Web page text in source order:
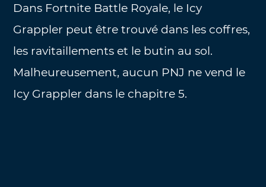
Dans Fortnite Battle Royale, le Icy
Grappler peut être trouvé dans les coffres,
les ravitaillements et le butin au sol.
Malheureusement, aucun PNJ ne vend le
Icy Grappler dans le chapitre 5.